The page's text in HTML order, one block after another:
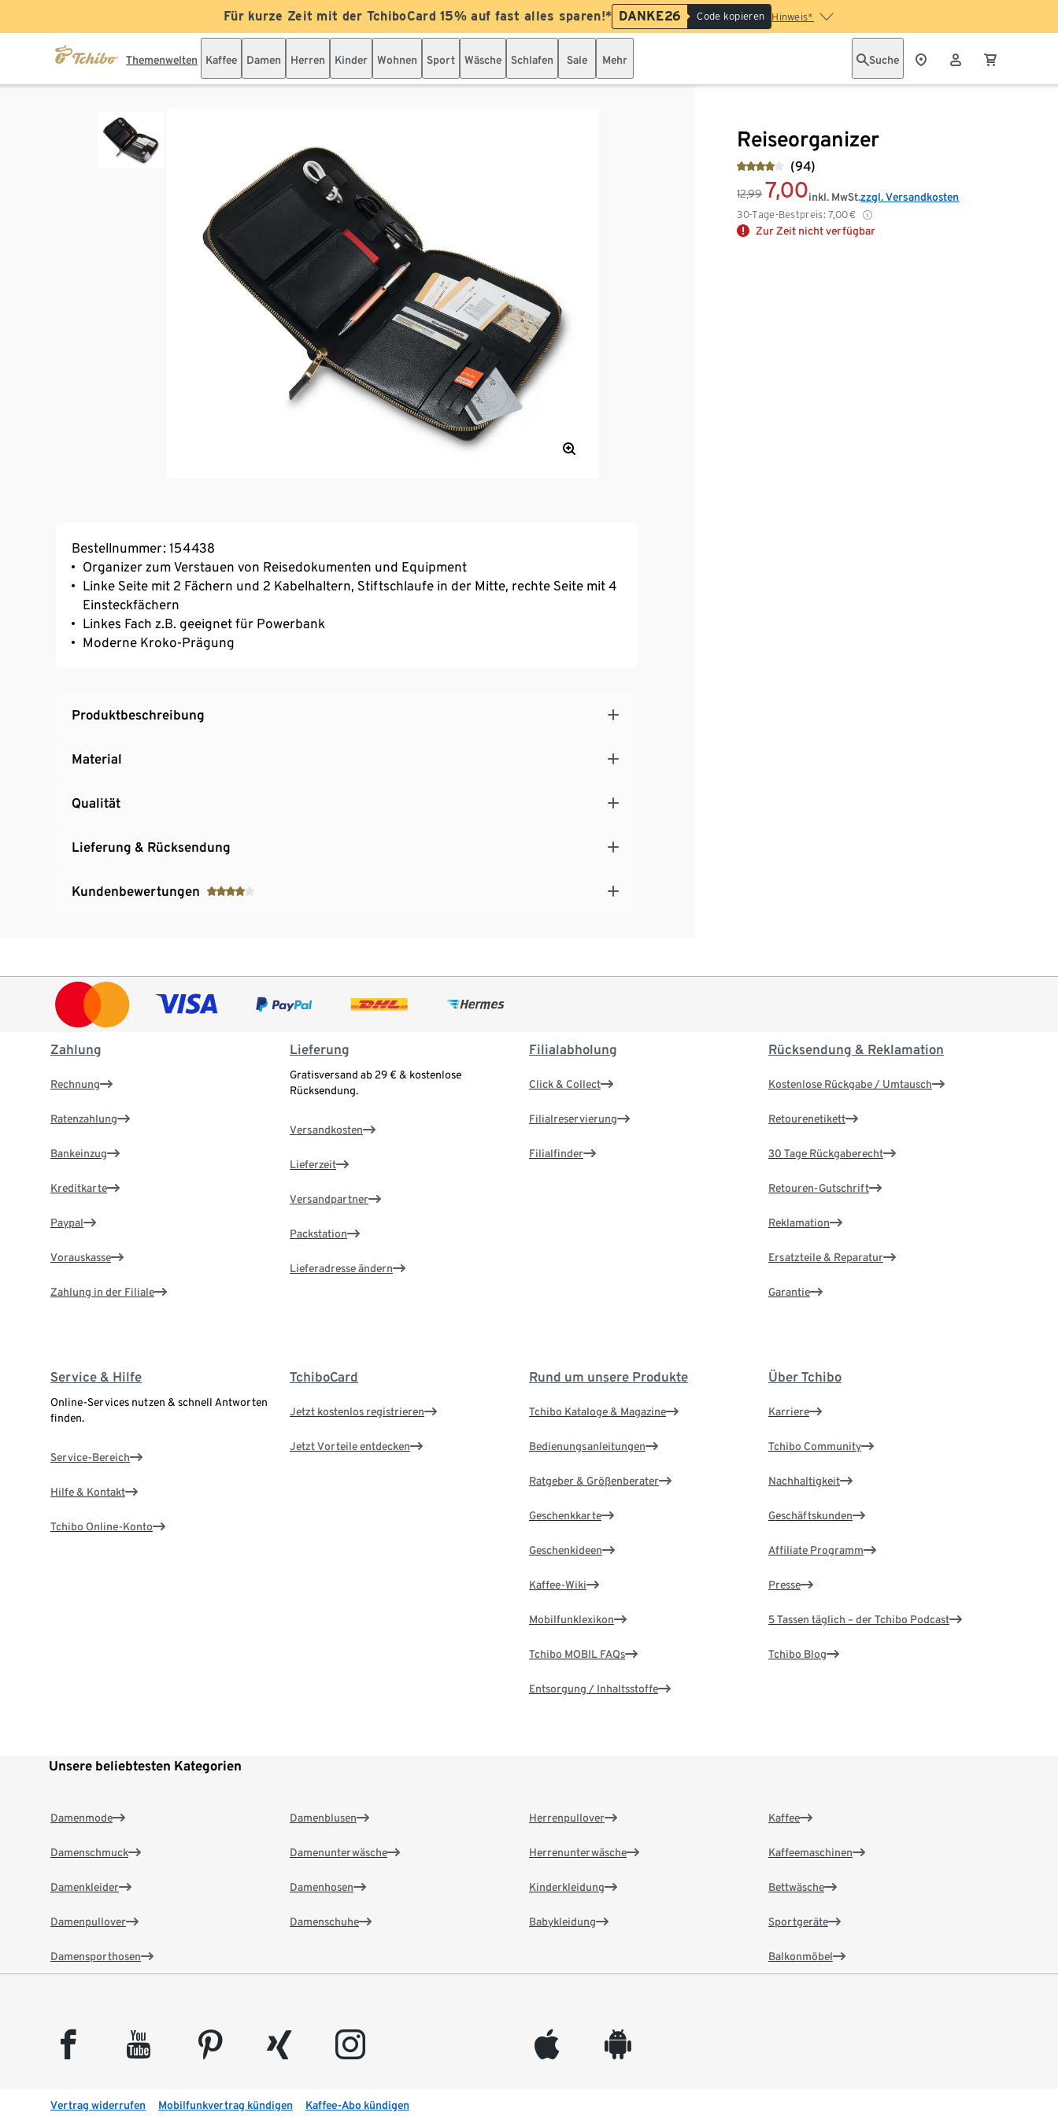
Für kurze Zeit mit der TchiboCard 15% auf fast alles sparen!* DANKE26 Code kopieren Hinweis*
Themenwelten Kaffee Damen Herren Kinder Wohnen Sport Wäsche Schlafen Sale Mehr Suche
Reiseorganizer
(94)
12,99 7,00
30-Tage-Bestpreis: 7,00€
inkl. MwSt.zzgl. Versandkosten
Zur Zeit nicht verfügbar
Bestellnummer: 154438
Organizer zum Verstauen von Reisedokumenten und Equipment
Linke Seite mit 2 Fächern und 2 Kabelhaltern, Stiftschlaufe in der Mitte, rechte Seite mit 4
Einsteckfächern
Linkes Fach z.B. geeignet für Powerbank
Moderne Kroko-Prägung
Produktbeschreibung
Material
Qualität
Lieferung & Rücksendung
Kundenbewertungen
Zahlung
Rechnung
Ratenzahlung
Bankeinzug
Kreditkarte
Paypal
Vorauskasse
Zahlung in der Filiale
Lieferung
Gratisversand ab 29 € & kostenlose
Rücksendung.
Versandkosten
Lieferzeit
Versandpartner
Packstation
Lieferadresse ändern
Filialabholung
Click & Collect
Filialreservierung
Filialfinder
Rücksendung & Reklamation
Kostenlose Rückgabe / Umtausch
Retourenetikett
30 Tage Rückgaberecht
Retouren-Gutschrift
Reklamation
Ersatzteile & Reparatur
Garantie
Service & Hilfe
Online-Services nutzen & schnell Antworten
finden.
Service-Bereich
Hilfe & Kontakt
Tchibo Online-Konto
TchiboCard
Jetzt kostenlos registrieren
Jetzt Vorteile entdecken
Rund um unsere Produkte
Tchibo Kataloge & Magazine
Bedienungsanleitungen
Ratgeber & Größenberater
Geschenkkarte
Geschenkideen
Kaffee-Wiki
Mobilfunklexikon
Tchibo MOBIL FAQs
Entsorgung / Inhaltsstoffe
Über Tchibo
Karriere
Tchibo Community
Nachhaltigkeit
Geschäftskunden
Affiliate Programm
Presse
5 Tassen täglich – der Tchibo Podcast
Tchibo Blog
Unsere beliebtesten Kategorien
Damenmode
Damenschmuck
Damenkleider
Damenpullover
Damensporthosen
Damenblusen
Damenunterwäsche
Damenhosen
Damenschuhe
Herrenpullover
Herrenunterwäsche
Kinderkleidung
Babykleidung
Kaffee
Kaffeemaschinen
Bettwäsche
Sportgeräte
Balkonmöbel
facebook youtube pinterest xing instagram appleinc android
Vertrag widerrufen Mobilfunkvertrag kündigen Kaffee-Abo kündigen